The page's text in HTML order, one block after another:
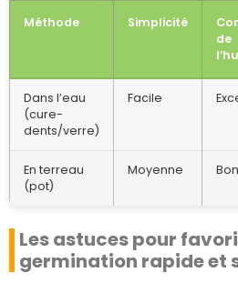
Méthode
Simplicité
de
Dans l’eau
(cure-
dents/verre)
Facile
En terreau
(pot)
Moyenne
Les astuces pour
germination rapide et